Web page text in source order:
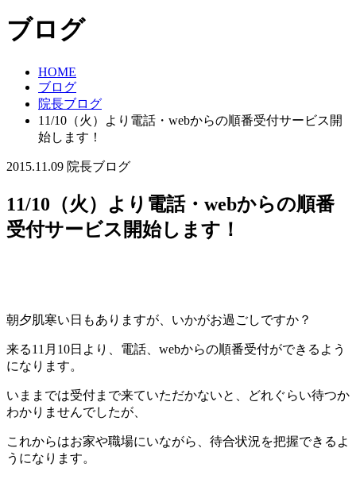
ブログ
HOME
ブログ
院長ブログ
11/10（火）より電話・webからの順番受付サービス開
始します！
2015.11.09 院長ブログ
11/10（火）より電話・webからの順番
受付サービス開始します！
朝夕肌寒い日もありますが、いかがお過ごしですか？
来る11月10日より、電話、webからの順番受付ができるよう
になります。
いままでは受付まで来ていただかないと、どれぐらい待つか
わかりませんでしたが、
これからはお家や職場にいながら、待合状況を把握できるよ
うになります。